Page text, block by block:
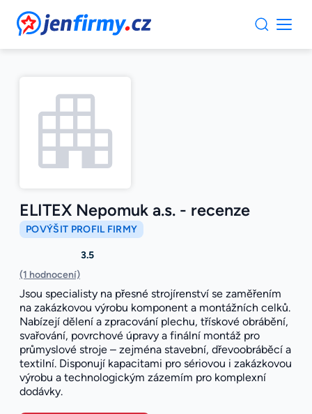
JenFirmy.cz
ELITEX Nepomuk a.s. - recenze
POVÝŠIT PROFIL FIRMY
3.5
(1 hodnocení)
Jsou specialisty na přesné strojírenství se zaměřením
na zakázkovou výrobu komponent a montážních celků.
Nabízejí dělení a zpracování plechu, třískové obrábění,
svařování, povrchové úpravy a finální montáž pro
průmyslové stroje – zejména stavební, dřevoobráběcí a
textilní. Disponují kapacitami pro sériovou i zakázkovou
výrobu a technologickým zázemím pro komplexní
dodávky.